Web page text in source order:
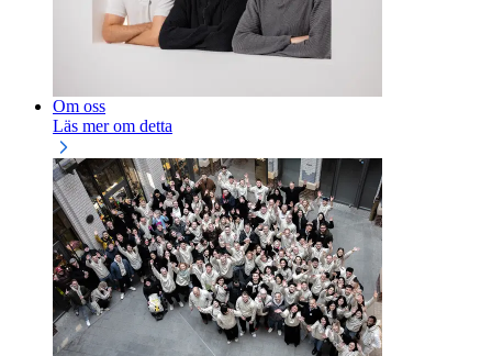
Om oss
Läs mer om detta